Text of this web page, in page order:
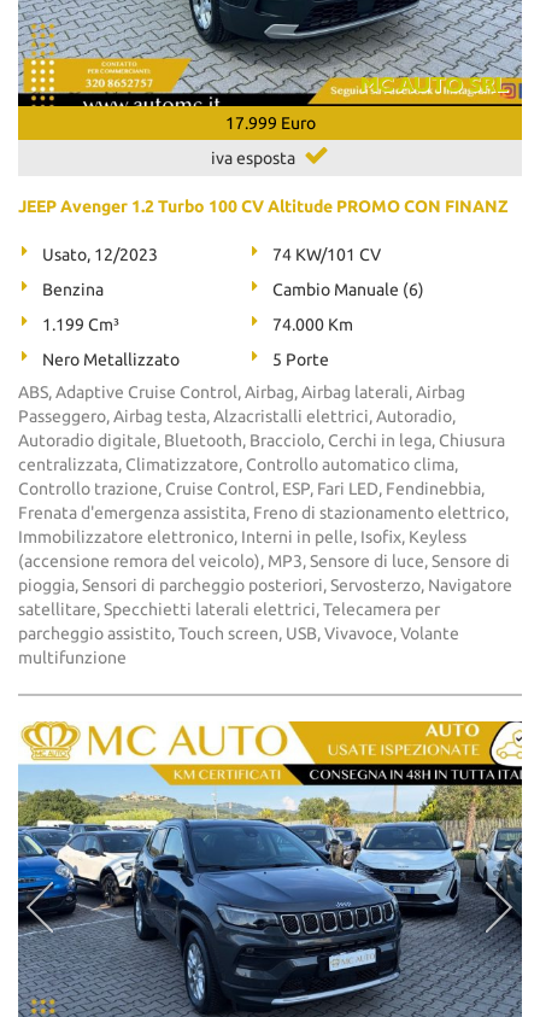
17.999 Euro
iva esposta
JEEP Avenger 1.2 Turbo 100 CV Altitude PROMO CON FINANZ
Usato, 12/2023
74 KW/101 CV
Benzina
Cambio Manuale (6)
1.199 Cm³
74.000 Km
Nero Metallizzato
5 Porte
ABS, Adaptive Cruise Control, Airbag, Airbag laterali, Airbag
Passeggero, Airbag testa, Alzacristalli elettrici, Autoradio,
Autoradio digitale, Bluetooth, Bracciolo, Cerchi in lega, Chiusura
centralizzata, Climatizzatore, Controllo automatico clima,
Controllo trazione, Cruise Control, ESP, Fari LED, Fendinebbia,
Frenata d'emergenza assistita, Freno di stazionamento elettrico,
Immobilizzatore elettronico, Interni in pelle, Isofix, Keyless
(accensione remora del veicolo), MP3, Sensore di luce, Sensore di
pioggia, Sensori di parcheggio posteriori, Servosterzo, Navigatore
satellitare, Specchietti laterali elettrici, Telecamera per
parcheggio assistito, Touch screen, USB, Vivavoce, Volante
multifunzione